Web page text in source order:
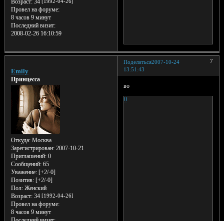
Возраст:34 [1992-04-26]
Провел на форуме:
8 часов 9 минут
Последний визит:
2008-02-26 16:10:59
Поделиться 7
2007-10-24
13:51:43
Emily
Принцесса
Откуда:Москва
Зарегистрирован: 2007-10-21
Приглашений:0
Сообщений:65
Уважение: [+2/-0]
Позитив: [+2/-0]
Пол:Женский
Возраст:34 [1992-04-26]
Провел на форуме:
8 часов 9 минут
во
0